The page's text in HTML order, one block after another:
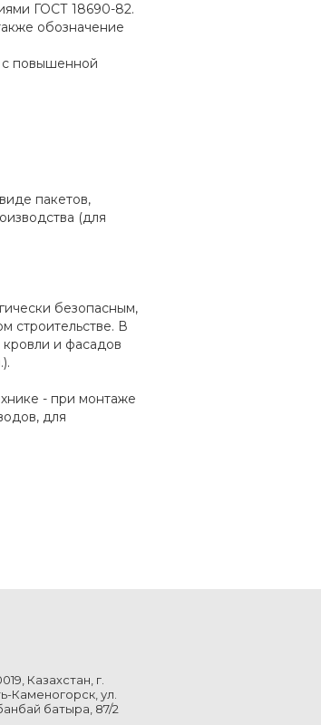
ГОСТ 18690-82.
обозначение
с повышенной
пакетов,
(для
безопасным,
строительстве. В
и фасадов
- при монтаже
для
Казахстан, г.
Каменогорск, ул.
батыра, 87/2